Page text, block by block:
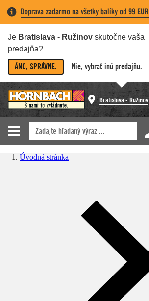
Doprava zadarmo na všetky balíky od 99 EUR
Je Bratislava - Ružinov skutočne vaša
predajňa?
ÁNO, SPRÁVNE. Nie, vybrať inú predajňu.
Bratislava - Ružinov
Úvodná stránka